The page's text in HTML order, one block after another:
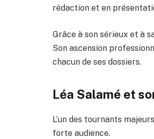
rédaction et en
Grâce à son sérieux et à
Son ascension
chacun de ses dossiers.
Léa Salamé et
L’un des tournants
forte audience.